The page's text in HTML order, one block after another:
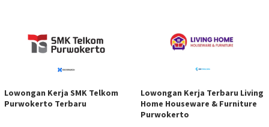
Lowongan Kerja SMK Telkom
Purwokerto Terbaru
Lowongan Kerja Terbaru Living
Home Houseware & Furniture
Purwokerto